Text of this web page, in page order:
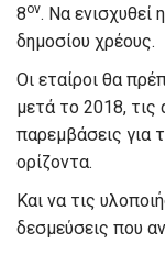
8ον. Να ενισχυθεί
δημοσίου χρέους.
Οι εταίροι θα
μετά το 2018, τις
παρεμβάσεις για
ορίζοντα.
Και να τις
δεσμεύσεις που